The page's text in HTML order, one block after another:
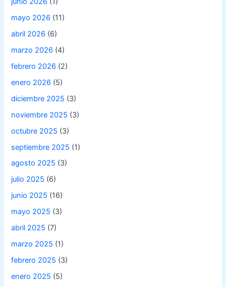
mayo 2026 (11)
abril 2026 (6)
marzo 2026 (4)
febrero 2026 (2)
enero 2026 (5)
diciembre 2025 (3)
noviembre 2025 (3)
octubre 2025 (3)
septiembre 2025 (1)
agosto 2025 (3)
julio 2025 (6)
junio 2025 (16)
mayo 2025 (3)
abril 2025 (7)
marzo 2025 (1)
febrero 2025 (3)
enero 2025 (5)